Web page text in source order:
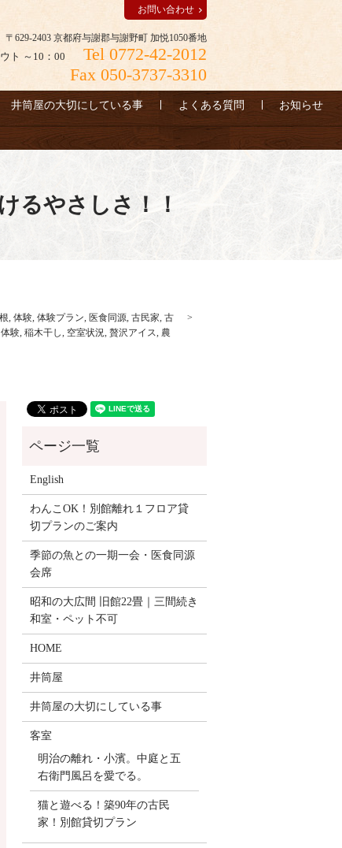
〒629-2403 京都府与謝郡与謝野町 加悦1050番地
ト ～10：00
Tel 0772-42-2012
Fax 050-3737-3310
お問い合わせ
井筒屋の大切にしている事 よくある質問 お知らせ
るやさしさ！！
, 体験, 体験プラン, 医食同源, 古民家, 古
験, 稲木干し, 空室状況, 贅沢アイス, 農
English
わんこOK！別館離れ１フロア貸
切プランのご案内
季節の魚との一期一会・医食同源
会席
昭和の大広間 旧館22畳｜三間続き
和室・ペット不可
HOME
井筒屋
井筒屋の大切にしている事
客室
明治の離れ・小濱。中庭と五
右衛門風呂を愛でる。
猫と遊べる！築90年の古民
家！別館貸切プラン